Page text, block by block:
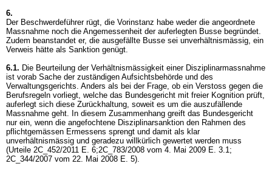
6.
Der Beschwerdeführer rügt, die Vorinstanz habe weder die angeordnete
Massnahme noch die Angemessenheit der auferlegten Busse begründet.
Zudem beanstandet er, die ausgefällte Busse sei unverhältnismässig, ein
Verweis hätte als Sanktion genügt.
6.1. Die Beurteilung der Verhältnismässigkeit einer Disziplinarmassnahme
ist vorab Sache der zuständigen Aufsichtsbehörde und des
Verwaltungsgerichts. Anders als bei der Frage, ob ein Verstoss gegen die
Berufsregeln vorliegt, welche das Bundesgericht mit freier Kognition prüft,
auferlegt sich diese Zurückhaltung, soweit es um die auszufällende
Massnahme geht. In diesem Zusammenhang greift das Bundesgericht
nur ein, wenn die angefochtene Disziplinarsanktion den Rahmen des
pflichtgemässen Ermessens sprengt und damit als klar
unverhältnismässig und geradezu willkürlich gewertet werden muss
(Urteile 2C_452/2011 E. 6;2C_783/2008 vom 4. Mai 2009 E. 3.1;
2C_344/2007 vom 22. Mai 2008 E. 5).